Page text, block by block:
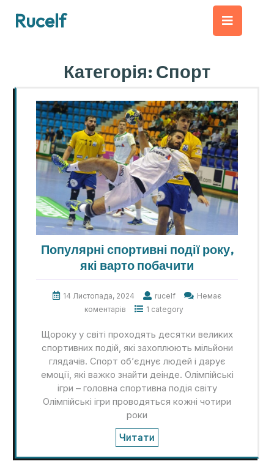
Rucelf
Категорія:Спорт
Популярні спортивні події року,
які варто побачити
14 Листопада, 2024 rucelf
Немає
коментарів
1 category
Щороку у світі проходять десятки великих
спортивних подій, які захоплюють мільйони
глядачів. Спорт об’єднує людей і дарує
емоції, які важко знайти деінде. Олімпійські
ігри – головна спортивна подія світу
Олімпійські ігри проводяться кожні чотири
роки
Читати